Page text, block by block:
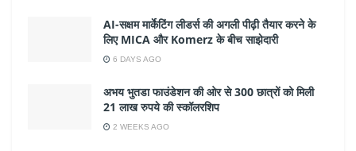
AI-सक्षम मार्केटिंग लीडर्स की अगली पीढ़ी तैयार करने के
लिए MICA और Komerz के बीच साझेदारी
6 DAYS AGO
अभय भुतडा फाउंडेशन की ओर से 300 छात्रों को मिली
21 लाख रुपये की स्कॉलरशिप
2 WEEKS AGO